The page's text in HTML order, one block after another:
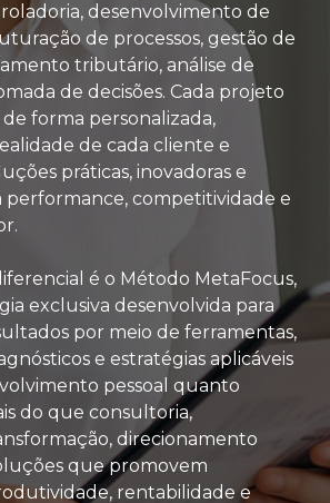
desenvolvimento de
de processos, gestão de
tributário, análise de
de decisões. Cada projeto
forma personalizada,
de cada cliente e
práticas, inovadoras e
performance, competitividade e
é o Método MetaFocus,
exclusiva desenvolvida para
por meio de ferramentas,
e estratégias aplicáveis
pessoal quanto
do que consultoria,
direcionamento
que promovem
rentabilidade e